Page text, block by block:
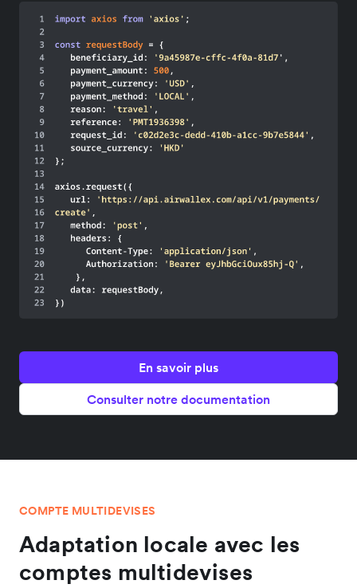
En savoir plus
Consulter notre documentation
COMPTE MULTIDEVISES
Adaptation locale avec les
comptes multidevises